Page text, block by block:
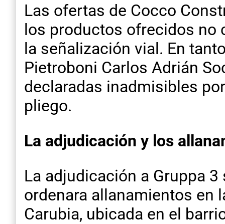
Las ofertas de Cocco
los productos ofrecidos no
la señalización vial. En
Pietroboni Carlos Adrián
declaradas inadmisibles
pliego.
La adjudicación y los
La adjudicación a Gruppa
ordenara allanamientos en
Carubia, ubicada en el